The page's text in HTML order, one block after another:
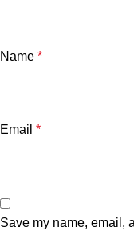
Name *
Email *
Save my name, email,